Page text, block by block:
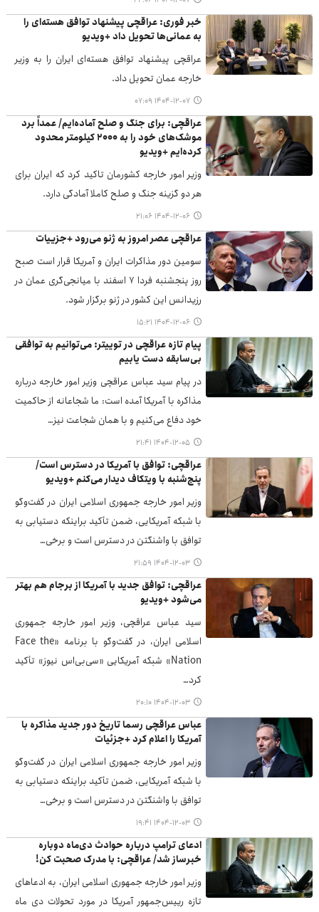
خبر فوری: عراقچی پیشنهاد توافق هسته‌ای را
به عمانی‌ها تحویل داد +ویدیو
عراقچی پیشنهاد توافق هسته‌ای ایران را به وزیر
خارجه عمان تحویل داد.
۱۴۰۴-۱۲-۰۷ ۰۷:۰۹
عراقچی: برای جنگ و صلح آماده‌ایم/ عمداً برد
موشک‌های خود را به ۲۰۰۰ کیلومتر محدود
کرده‌ایم +ویدیو
وزیر امور خارجه کشورمان تاکید کرد که ایران برای
هر دو گزینه جنگ و صلح کاملا آمادگی دارد.
۱۴۰۴-۱۲-۰۶ ۲۱:۰۶
عراقچی عصر امروز به ژنو می‌رود +جزییات
سومین دور مذاکرات ایران و آمریکا قرار است صبح
روز پنجشنبه فردا ۷ اسفند با میانجی‌گری عمان در
رزیدانس این کشور در ژنو برگزار شود.
۱۴۰۴-۱۲-۰۶ ۱۵:۲۱
پیام تازه عراقچی در توییتر: می‌توانیم به توافقی
بی‌سابقه دست یابیم
در پیام سید عباس عراقچی وزیر امور خارجه درباره
مذاکره با آمریکا آمده است: ما شجاعانه از حاکمیت
خود دفاع می‌کنیم و با همان شجاعت نیز…
۱۴۰۴-۱۲-۰۵ ۲۱:۴۱
عراقچی: توافق با آمریکا در دسترس است/
پنج‌شنبه با ویتکاف دیدار می‌کنم +ویدیو
وزیر امور خارجه جمهوری اسلامی ایران در گفت‌وگو
با شبکه آمریکایی، ضمن تأکید براینکه دستیابی به
توافق با واشنگتن در دسترس است و برخی…
۱۴۰۴-۱۲-۰۳ ۲۱:۵۹
عراقچی: توافق جدید با آمریکا از برجام هم بهتر
می‌شود +ویدیو
سید عباس عراقچی، وزیر امور خارجه جمهوری
اسلامی ایران، در گفت‌وگو با برنامه «Face the
Nation» شبکه آمریکایی «سی‌بی‌اس نیوز» تأکید
کرد…
۱۴۰۴-۱۲-۰۳ ۲۰:۱۰
عباس عراقچی رسما تاریخ دور جدید مذاکره با
آمریکا را اعلام کرد +جزئیات
وزیر امور خارجه جمهوری اسلامی ایران در گفت‌وگو
با شبکه آمریکایی، ضمن تأکید براینکه دستیابی به
توافق با واشنگتن در دسترس است و برخی…
۱۴۰۴-۱۲-۰۳ ۱۹:۴۱
ادعای ترامپ درباره حوادث دی‌ماه دوباره
خبرساز شد/ عراقچی: با مدرک صحبت کن!
وزیر امور خارجه جمهوری اسلامی ایران، به ادعاهای
تازه رییس‌جمهور آمریکا در مورد تحولات دی ماه